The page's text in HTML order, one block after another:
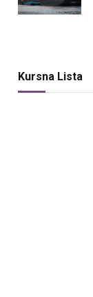
Kursna Lista